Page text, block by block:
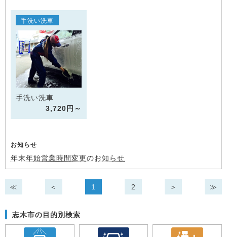
手洗い洗車
手洗い洗車
3,720円～
お知らせ
年末年始営業時間変更のお知らせ
≪ ＜ 1 2 ＞ ≫
志木市の目的別検索